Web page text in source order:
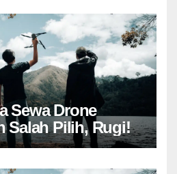
Sewa Drone
Salah Pilih, Rugi!